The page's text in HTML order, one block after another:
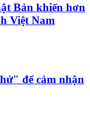
Bản khiến hơn
Việt Nam
để cảm nhận